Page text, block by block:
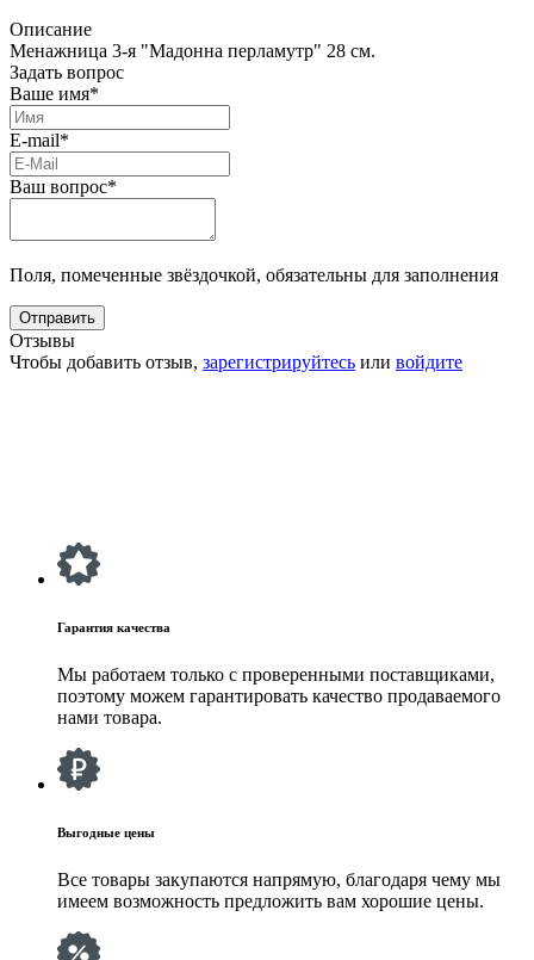
Описание
Менажница 3-я "Мадонна перламутр" 28 см.
Задать вопрос
Ваше имя*
E-mail*
Ваш вопрос*
Поля, помеченные звёздочкой, обязательны для заполнения
Отзывы
Чтобы добавить отзыв, зарегистрируйтесь или войдите
Гарантия качества
Мы работаем только с проверенными поставщиками,
поэтому можем гарантировать качество продаваемого
нами товара.
Выгодные цены
Все товары закупаются напрямую, благодаря чему мы
имеем возможность предложить вам хорошие цены.